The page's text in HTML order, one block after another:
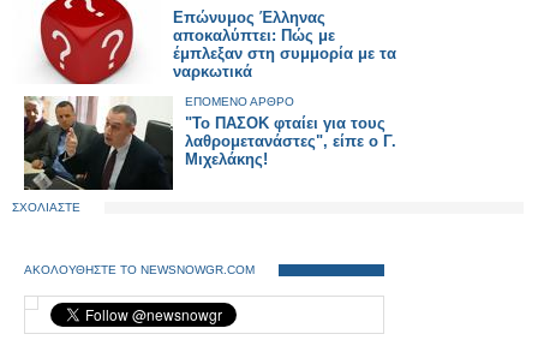
Επώνυμος Έλληνας
αποκαλύπτει: Πώς με
έμπλεξαν στη συμμορία με τα
ναρκωτικά
ΕΠΟΜΕΝΟ ΑΡΘΡΟ
"To ΠΑΣΟΚ φταίει για τους
λαθρομετανάστες", είπε ο Γ.
Μιχελάκης!
ΣΧΟΛΙΑΣΤΕ
ΑΚΟΛΟΥΘΗΣΤΕ ΤΟ NEWSNOWGR.COM